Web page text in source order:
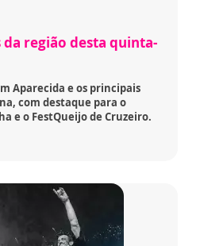
região desta quinta-
Aparecida e os principais
com destaque para o
e o FestQueijo de Cruzeiro.